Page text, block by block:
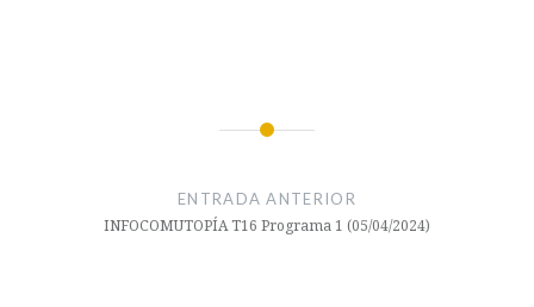
#cursosFGUMA #FGUMA
#plandeahorrosnergetico
#FestivalUMASaludable
entradas
ENTRADA ANTERIOR
INFOCOMUTOPÍA T16 Programa 1 (05/04/2024)